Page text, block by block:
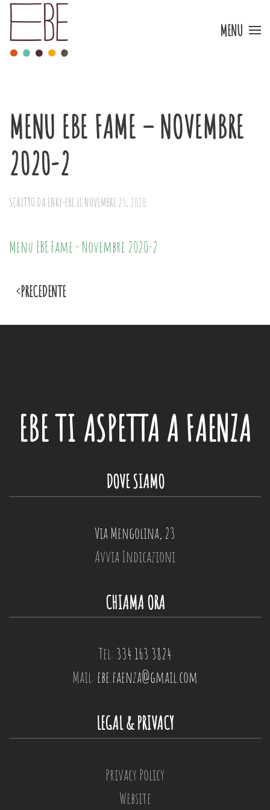
Skip to main content MENU
MENU EBE FAME – NOVEMBRE
2020-2
SCRITTO DA ENRY-EBE IL NOVEMBRE 25, 2020.
Menu EBE Fame - Novembre 2020-2
PRECEDENTE
EBETI ASPETTA A FAENZA
DOVE SIAMO
Via Mengolina, 23
Avvia Indicazioni
CHIAMA ORA
Tel: 334 163 3824
Mail: ebe.faenza@gmail.com
LEGAL & PRIVACY
Privacy Policy
Website